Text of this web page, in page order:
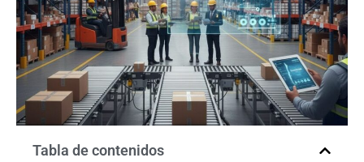
Tabla de contenidos